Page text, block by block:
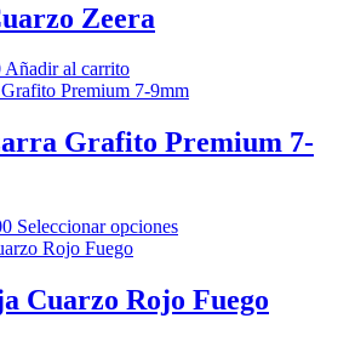
Zeera
El
precio
es:
$49.490.
Añadir al carrito
Grafito Premium 7-
Rango
de
desde
$22.800
Seleccionar opcionesEste
múltiples
variantes.
Cuarzo Rojo Fuego